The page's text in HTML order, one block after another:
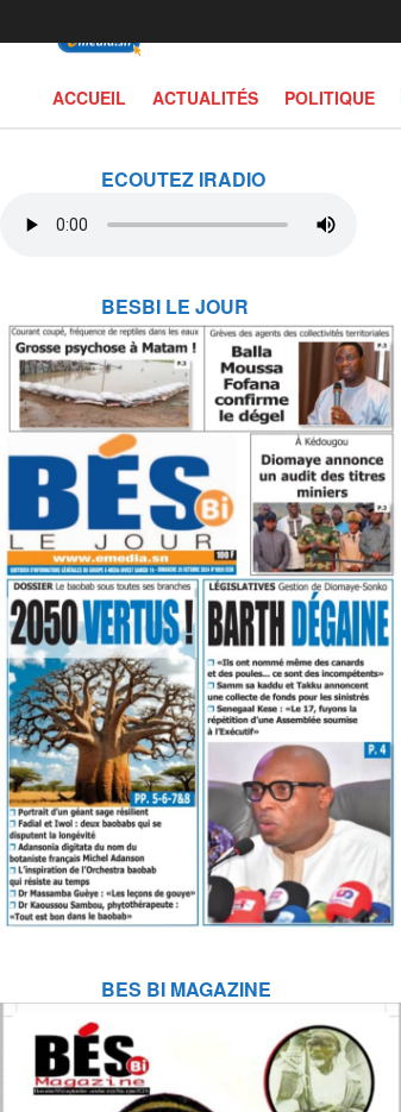
ECOUTEZ IRADIO
BESBI LE JOUR
BES BI MAGAZINE
ACCUEIL ACTUALITÉS POLITIQUE